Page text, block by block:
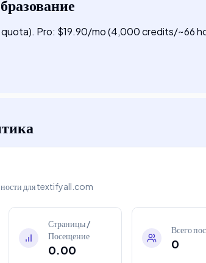
Pro: $19.90/mo (4,000 credits/~66
дляtextifyall.com
Страницы /
Посещение
0.00
Всего
0